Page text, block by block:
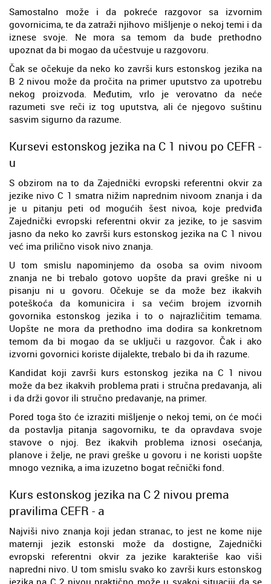
Samostalno može i da pokreće razgovor sa izvornim
govornicima, te da zatraži njihovo mišljenje o nekoj temi i da
iznese svoje. Ne mora sa temom da bude prethodno
upoznat da bi mogao da učestvuje u razgovoru.
Čak se očekuje da neko ko završi kurs estonskog jezika na
B 2 nivou može da pročita na primer uputstvo za upotrebu
nekog proizvoda. Međutim, vrlo je verovatno da neće
razumeti sve reči iz tog uputstva, ali će njegovo suštinu
sasvim sigurno da razume.
Kursevi estonskog jezika na C 1 nivou po CEFR -
u
S obzirom na to da Zajednički evropski referentni okvir za
jezike nivo C 1 smatra nižim naprednim nivoom znanja i da
je u pitanju peti od mogućih šest nivoa, koje predviđa
Zajednički evropski referentni okvir za jezike, to je sasvim
jasno da neko ko završi kurs estonskog jezika na C 1 nivou
već ima prilično visok nivo znanja.
U tom smislu napominjemo da osoba sa ovim nivoom
znanja ne bi trebalo gotovo uopšte da pravi greške ni u
pisanju ni u govoru. Očekuje se da može bez ikakvih
poteškoća da komunicira i sa većim brojem izvornih
govornika estonskog jezika i to o najrazličitim temama.
Uopšte ne mora da prethodno ima dodira sa konkretnom
temom da bi mogao da se uključi u razgovor. Čak i ako
izvorni govornici koriste dijalekte, trebalo bi da ih razume.
Kandidat koji završi kurs estonskog jezika na C 1 nivou
može da bez ikakvih problema prati i stručna predavanja, ali
i da drži govor ili stručno predavanje, na primer.
Pored toga što će izraziti mišljenje o nekoj temi, on će moći
da postavlja pitanja sagovorniku, te da opravdava svoje
stavove o njoj. Bez ikakvih problema iznosi osećanja,
planove i želje, ne pravi greške u govoru i ne koristi uopšte
mnogo veznika, a ima izuzetno bogat rečnički fond.
Kurs estonskog jezika na C 2 nivou prema
pravilima CEFR - a
Najviši nivo znanja koji jedan stranac, to jest ne kome nije
maternji jezik estonski može da dostigne, Zajednički
evropski referentni okvir za jezike karakteriše kao viši
napredni nivo. U tom smislu svako ko završi kurs estonskog